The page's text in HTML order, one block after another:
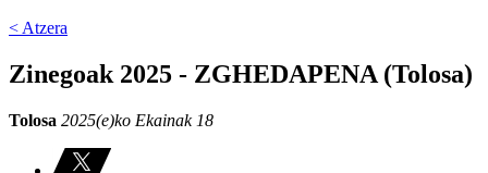
< Atzera
Zinegoak 2025 - ZGHEDAPENA (Tolosa)
Tolosa 2025(e)ko Ekainak 18